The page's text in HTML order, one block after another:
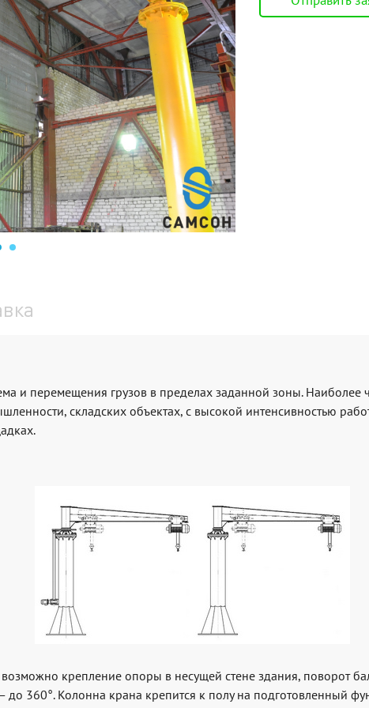
Мостовой опорный
подвесной
на опоре
Консольный настенный
Еще 6 видов
Электрические
Ручные барабанные
Ручные рычажные
МТМ
Еще 2 вида
и перемещения грузов в пределах заданной зоны. Наиболее
складских объектах, с высокой интенсивностью
крепление опоры в несущей стене здания, поворот
360°. Колонна крана крепится к полу на подготовленный